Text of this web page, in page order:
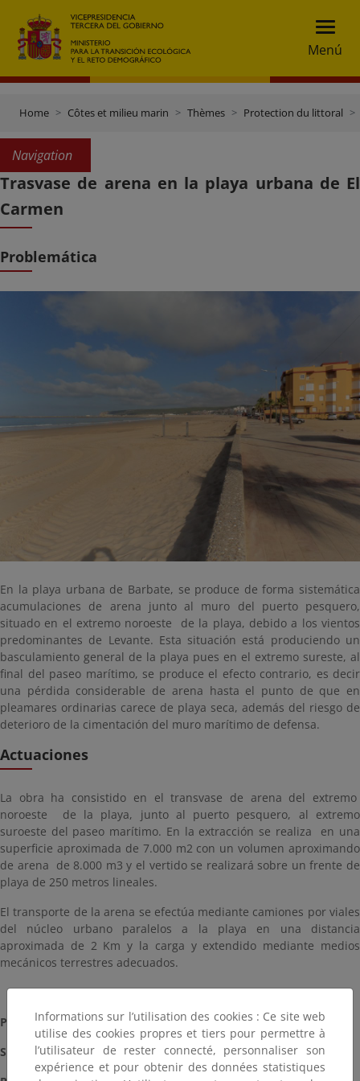
Menú
Home Côtes et milieu marin Thèmes Protection du littoral
Navigation
Trasvase de arena en la playa urbana de El
Carmen
Problemática
En la playa urbana de Barbate, se produce de forma sistemática
acumulaciones de arena junto al muro del puerto pesquero,
situado en el extremo noroeste de la playa, debido a los vientos
predominantes de Levante. Esta situación está produciendo un
basculamiento general de la playa pues en el extremo sureste, al
final del paseo marítimo, se produce el efecto contrario, es decir
una pérdida considerable de arena hasta el punto de que en
pleamares ordinarias carece de playa seca, además del riesgo de
deterioro de la cimentación del muro marítimo de defensa.
Actuaciones
La obra ha consistido en el transvase de arena del extremo
noroeste de la playa, junto al puerto pesquero, al extremo
suroeste del paseo marítimo. En la extracción se realiza en una
superficie aproximada de 7.000 m2 con un volumen aproximando
de arena de 8.000 m3 y el vertido se realizará sobre un frente de
playa de 250 metros lineales.
El transporte de la arena se efectúa mediante camiones por viales
del núcleo urbano paralelos a la playa en una distancia
aproximada de 2 Km y la carga y extendido mediante medios
mecánicos terrestres adecuados.
Plazo:
1 mes
Situación:Terminada (2015)
Informations sur l’utilisation des cookies : Ce site web
utilise des cookies propres et tiers pour permettre à
l’utilisateur de rester connecté, personnaliser son
expérience et pour obtenir des données statistiques